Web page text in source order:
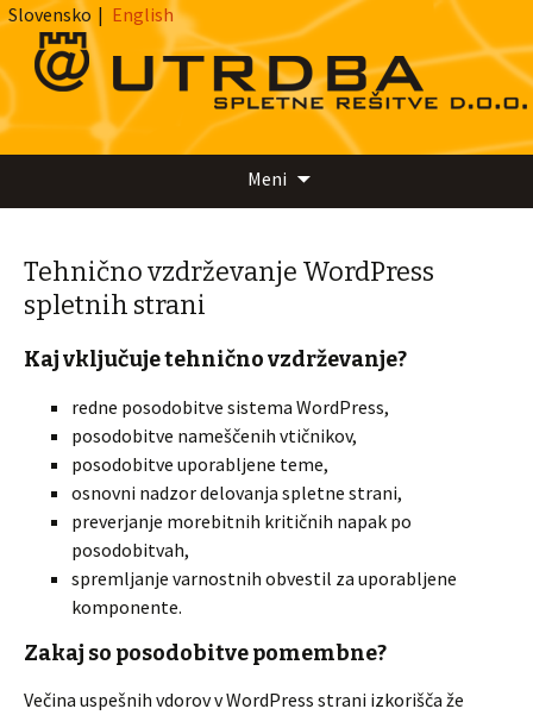
Slovensko | English
Meni
Tehnično vzdrževanje WordPress
spletnih strani
Kaj vključuje tehnično vzdrževanje?
redne posodobitve sistema WordPress,
posodobitve nameščenih vtičnikov,
posodobitve uporabljene teme,
osnovni nadzor delovanja spletne strani,
preverjanje morebitnih kritičnih napak po
posodobitvah,
spremljanje varnostnih obvestil za uporabljene
komponente.
Zakaj so posodobitve pomembne?
Večina uspešnih vdorov v WordPress strani izkorišča že